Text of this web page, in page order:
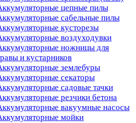
цепные пилы
сабельные пилы
кусторезы
воздуходувки
ножницы для
и кустарников
землебуры
секаторы
садовые тачки
резчики бетона
вакуумные насосы
мойки